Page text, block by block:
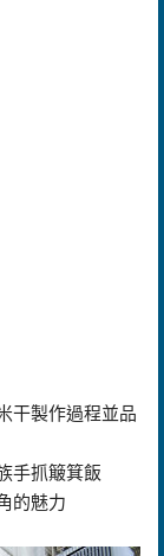
干製作過程並品
手抓簸箕飯
的魅力